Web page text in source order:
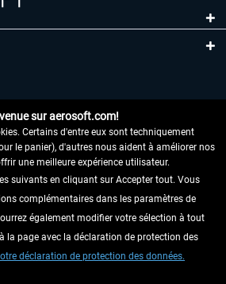
ICI
LES DERNIÈRES
sur aerosoft.com!
Certains d'entre eux sont techniquement
le panier), d'autres nous aident à améliorer nos
une meilleure expérience utilisateur.
suivants en cliquant sur Accepter tout. Vous
complémentaires dans les paramètres de
également modifier votre sélection à tout
la page avec la déclaration de protection des
déclaration de protection des données.